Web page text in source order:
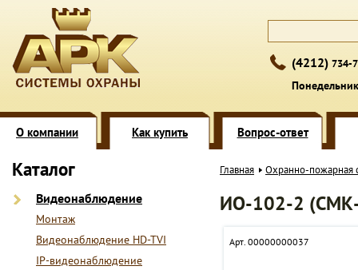
(4212) 734-
О компании Как купить Вопрос-ответ
Каталог
Видеонаблюдение
Монтаж
Видеонаблюдение HD-TVI
IP-видеонаблюдение
Главная Охранно-пожарная
ИО-102-2
Арт. 00000000037